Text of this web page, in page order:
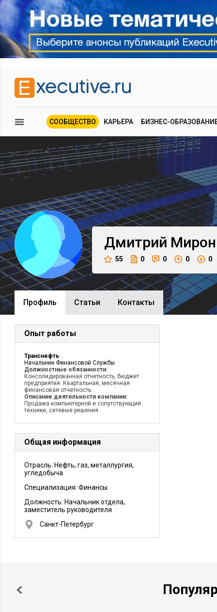
СООБЩЕСТВО КАРЬЕРА БИЗНЕС-
Дмитрий
55 0 0 0 0
Профиль Cтатьи Контакты
Опыт работы
Транснефть
Начальник Финансовой Службы
Должностные обязанности:
Консолидированная отчетность, бюджет
предприятия. Квартальная, месячная
финансовая отчетность.
Описание деятельности компании:
Продажа компьютерной и сопутствующий
техники, сетевые решения.
Общая информация
Отрасль: Нефть, газ, металлургия,
угледобыча
Специализация: Финансы
Должность: Начальник отдела,
заместитель руководителя
Санкт-Петербург